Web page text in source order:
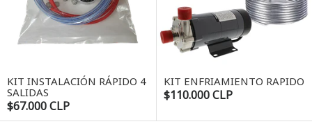
KIT INSTALACIÓN RÁPIDO 4
SALIDAS
$67.000 CLP
KIT ENFRIAMIENTO RAPIDO
$110.000 CLP